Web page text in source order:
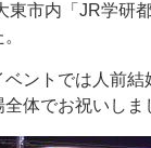
東市内「JR学研
ントでは人前
体でお祝いしま